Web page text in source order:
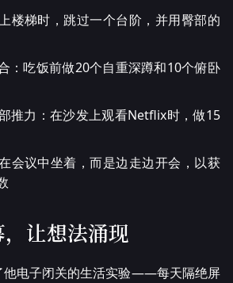
楼梯时，跳过一个台阶，并用臀部的
：吃饭前做20个自重深蹲和10个俯卧
推力：在沙发上观看Netflix时，做15
会议中坐着，而是边走边开会，以获
让想法涌现
他电子闭关的生活实验——每天隔绝屏